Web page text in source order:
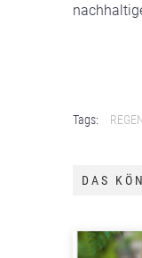
Tags:
DAS